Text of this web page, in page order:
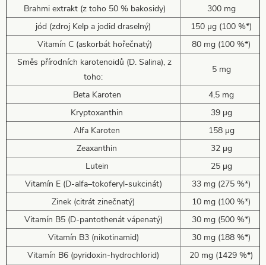
Brahmi extrakt (z toho 50 % bakosidy)
300 mg
jód (zdroj Kelp a jodid draselný)
150 µg (100 %*)
Vitamín C (askorbát hořečnatý)
80 mg (100 %*)
Směs přírodních karotenoidů (D. Salina), z
toho:
5 mg
Beta Karoten
4,5 mg
Kryptoxanthin
39 µg
Alfa Karoten
158 µg
Zeaxanthin
32 µg
Lutein
25 µg
Vitamín E (D-alfa–tokoferyl-sukcinát)
33 mg (275 %*)
Zinek (citrát zinečnatý)
10 mg (100 %*)
Vitamín B5 (D-pantothenát vápenatý)
30 mg (500 %*)
Vitamín B3 (nikotinamid)
30 mg (188 %*)
Vitamín B6 (pyridoxin-hydrochlorid)
20 mg (1429 %*)